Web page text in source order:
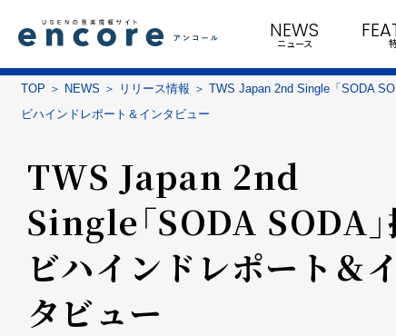
NEWS
ニュース
TOP NEWS リリース情報
TWS Japan 2nd Single「SODA
ビハインドレポート＆インタビュー
TWS Japan 2nd
Single「SODA SODA
ビハインドレポート＆
タビュー